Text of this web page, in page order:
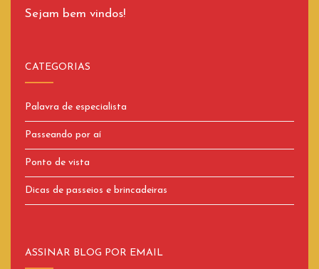
Sejam bem vindos!
CATEGORIAS
Palavra de especialista
Passeando por aí
Ponto de vista
Dicas de passeios e brincadeiras
ASSINAR BLOG POR EMAIL